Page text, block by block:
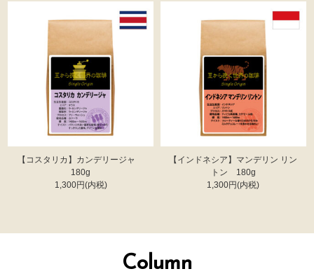
2021.11.24
Online Shop ブエノスアイレス
コーヒーにてパウンドケーキと
コーヒーギフトセットを販売開
始しました！
2021.11.24
Online Shop ブエノスアイレス
コーヒーにてクリスマスブレン
ド２種販売開始しました！
2021.8.2
サイトをリニューアルしまし
た。
【コスタリカ】カンデリージャ
180g
1,300円(内税)
【インドネシア】マンデリン リン
トン 180g
1,300円(内税)
Column